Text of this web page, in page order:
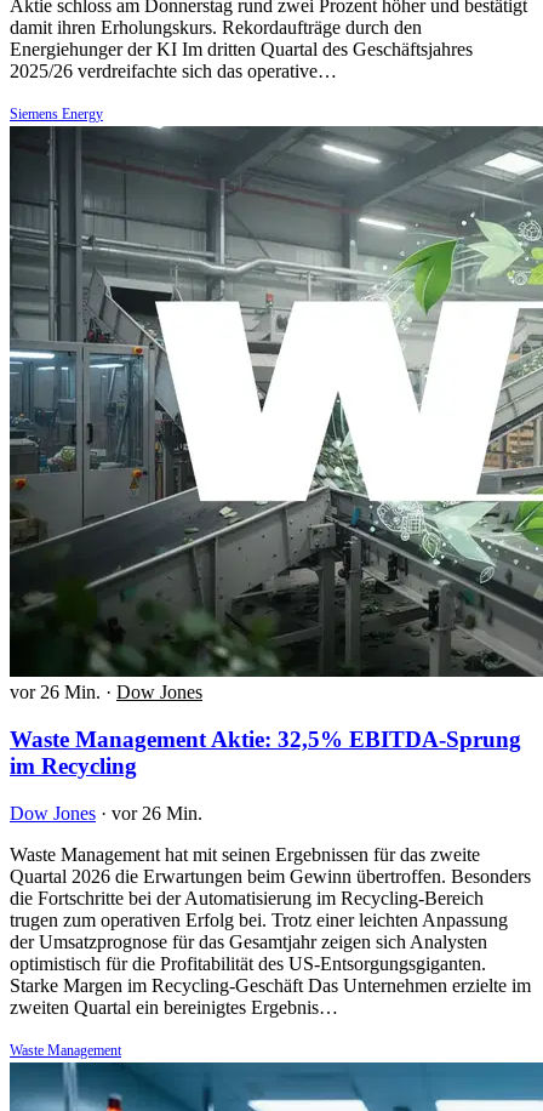
Aktie schloss am Donnerstag rund zwei Prozent höher und bestätigt
damit ihren Erholungskurs. Rekordaufträge durch den
Energiehunger der KI Im dritten Quartal des Geschäftsjahres
2025/26 verdreifachte sich das operative…
Siemens Energy
vor 26 Min. · Dow Jones
Waste Management Aktie: 32,5% EBITDA-Sprung
im Recycling
Dow Jones · vor 26 Min.
Waste Management hat mit seinen Ergebnissen für das zweite
Quartal 2026 die Erwartungen beim Gewinn übertroffen. Besonders
die Fortschritte bei der Automatisierung im Recycling-Bereich
trugen zum operativen Erfolg bei. Trotz einer leichten Anpassung
der Umsatzprognose für das Gesamtjahr zeigen sich Analysten
optimistisch für die Profitabilität des US-Entsorgungsgiganten.
Starke Margen im Recycling-Geschäft Das Unternehmen erzielte im
zweiten Quartal ein bereinigtes Ergebnis…
Waste Management